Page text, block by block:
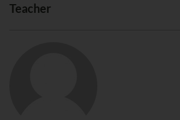
Teacher